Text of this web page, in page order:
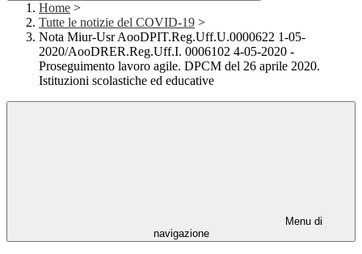
Home >
Tutte le notizie del COVID-19 >
Nota Miur-Usr AooDPIT.Reg.Uff.U.0000622 1-05-
2020/AooDRER.Reg.Uff.I. 0006102 4-05-2020 -
Proseguimento lavoro agile. DPCM del 26 aprile 2020.
Istituzioni scolastiche ed educative
Menu di
navigazione